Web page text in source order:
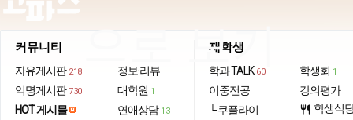
으로 보기
커뮤니티
자유게시판 218
익명게시판 730
HOT 게시물
정보·리뷰
대학원 1
연애상담 13
재학생
학과 TALK 60
이중전공
└ 쿠플라이
학생회 1
강의평가
restaurant 학생식